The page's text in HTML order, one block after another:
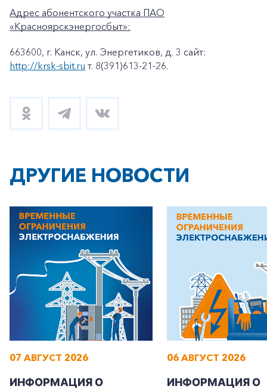
Адрес абонентского участка ПАО
«Красноярскэнергосбыт»:
663600, г. Канск, ул. Энергетиков, д. 3 сайт:
http://krsk-sbit.ru т. 8(391)613-21-26.
ДРУГИЕ НОВОСТИ
07 АВГУСТ 2026
ИНФОРМАЦИЯ О
06 АВГУСТ 2026
ИНФОРМАЦИЯ О